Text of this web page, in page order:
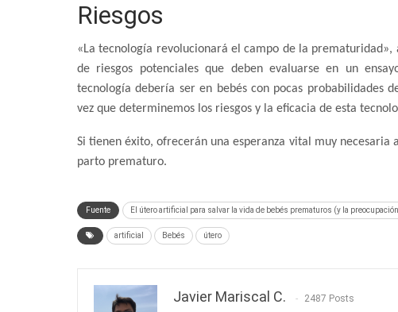
Riesgos
«La tecnología revolucionará el campo de la
de riesgos potenciales que deben evaluarse en un
tecnología debería ser en bebés con pocas probabilidades
vez que determinemos los riesgos y la eficacia de esta
Si tienen éxito, ofrecerán una esperanza vital muy
parto prematuro.
Fuente El útero artificial para salvar la vida de bebés prematuros (y la
artificial Bebés útero
Javier Mariscal C. 2487 Posts